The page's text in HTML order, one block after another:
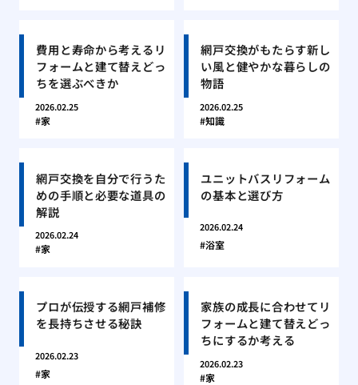
費用と寿命から考えるリ
フォームと建て替えどっ
ちを選ぶべきか
2026.02.25
家
網戸交換がもたらす新し
い風と健やかな暮らしの
物語
2026.02.25
知識
網戸交換を自分で行うた
めの手順と必要な道具の
解説
2026.02.24
家
ユニットバスリフォーム
の基本と選び方
2026.02.24
浴室
プロが伝授する網戸補修
を長持ちさせる秘訣
2026.02.23
家
家族の成長に合わせてリ
フォームと建て替えどっ
ちにするか考える
2026.02.23
家